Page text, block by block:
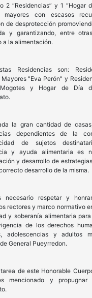
2 “Residencias” y 1 “Hogar
mayores con escasos
de desprotección
y garantizando, entre
a la alimentación.
Residencias son:
"Eva Perón" y
y Hogar de Día
la gran cantidad de
dependientes de la
de sujetos
y ayuda alimentaria es
y desarrollo de
desarrollo de la misma.
necesario respetar y
rectores y marco normativo
y soberanía alimentaria
de los derechos
adolescencias y adultos
General Pueyrredon.
de este Honorable
mencionado y propugnar